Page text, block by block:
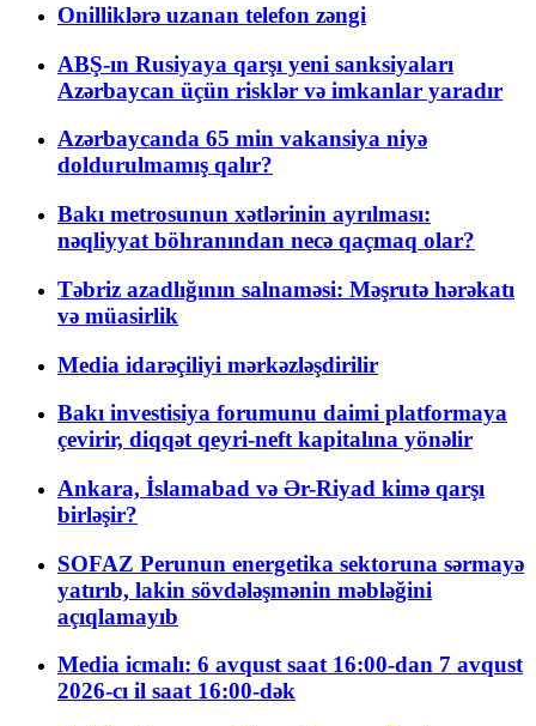
Onilliklərə uzanan telefon zəngi
ABŞ-ın Rusiyaya qarşı yeni sanksiyaları
Azərbaycan üçün risklər və imkanlar yaradır
Azərbaycanda 65 min vakansiya niyə
doldurulmamış qalır?
Bakı metrosunun xətlərinin ayrılması:
nəqliyyat böhranından necə qaçmaq olar?
Təbriz azadlığının salnaməsi: Məşrutə hərəkatı
və müasirlik
Media idarəçiliyi mərkəzləşdirilir
Bakı investisiya forumunu daimi platformaya
çevirir, diqqət qeyri-neft kapitalına yönəlir
Ankara, İslamabad və Ər-Riyad kimə qarşı
birləşir?
SOFAZ Perunun energetika sektoruna sərmayə
yatırıb, lakin sövdələşmənin məbləğini
açıqlamayıb
Media icmalı: 6 avqust saat 16:00-dan 7 avqust
2026-cı il saat 16:00-dək